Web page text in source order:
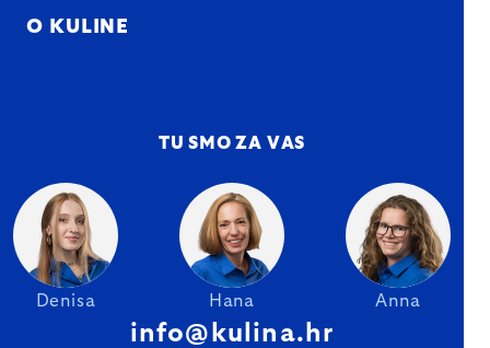
O KULINE
TU SMO ZA VAS
Denisa Hana Anna
info@kulina.hr